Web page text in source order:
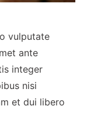
vulputate
ante
integer
nisi
et dui libero